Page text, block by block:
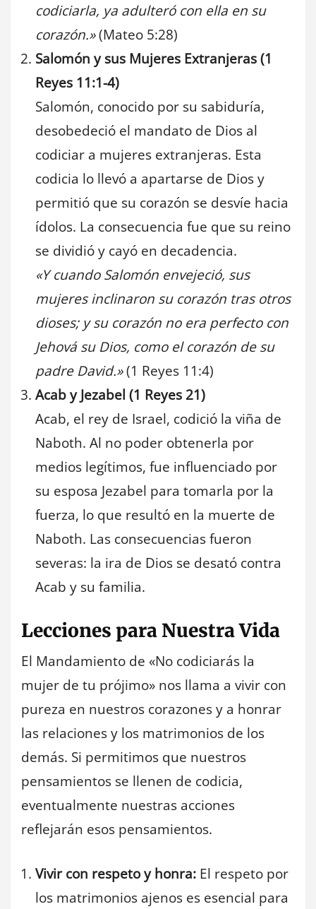
codiciarla, ya adulteró con ella en su
corazón.»(Mateo 5:28)
Salomón y sus Mujeres Extranjeras (1
Reyes 11:1-4)
Salomón, conocido por su sabiduría,
desobedeció el mandato de Dios al
codiciar a mujeres extranjeras. Esta
codicia lo llevó a apartarse de Dios y
permitió que su corazón se desvíe hacia
ídolos. La consecuencia fue que su reino
se dividió y cayó en decadencia.
«Y cuando Salomón envejeció, sus
mujeres inclinaron su corazón tras otros
dioses; y su corazón no era perfecto con
Jehová su Dios, como el corazón de su
padre David.»(1 Reyes 11:4)
Acab y Jezabel (1 Reyes 21)
Acab, el rey de Israel, codició la viña de
Naboth. Al no poder obtenerla por
medios legítimos, fue influenciado por
su esposa Jezabel para tomarla por la
fuerza, lo que resultó en la muerte de
Naboth. Las consecuencias fueron
severas: la ira de Dios se desató contra
Acab y su familia.
Lecciones para Nuestra Vida
El Mandamiento de «No codiciarás la
mujer de tu prójimo» nos llama a vivir con
pureza en nuestros corazones y a honrar
las relaciones y los matrimonios de los
demás. Si permitimos que nuestros
pensamientos se llenen de codicia,
eventualmente nuestras acciones
reflejarán esos pensamientos.
Vivir con respeto y honra: El respeto por
los matrimonios ajenos es esencial para